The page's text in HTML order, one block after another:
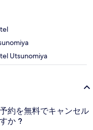
Utsunomiya
約を無料でキャンセル
か ?